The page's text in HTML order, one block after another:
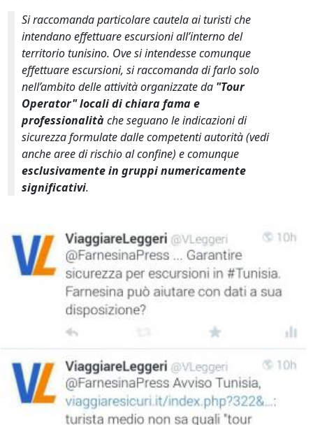
Si raccomanda particolare cautela ai turisti che
intendano effettuare escursioni all’interno del
territorio tunisino. Ove si intendesse comunque
effettuare escursioni, si raccomanda di farlo solo
nell’ambito delle attività organizzate da "Tour
Operator" locali di chiara fama e
professionalitàche seguano le indicazioni di
sicurezza formulate dalle competenti autorità (vedi
anche aree di rischio al confine) e comunque
esclusivamente in gruppi numericamente
significativi.